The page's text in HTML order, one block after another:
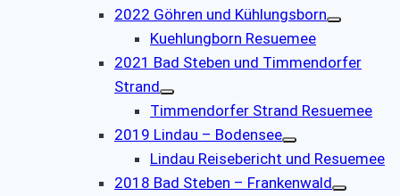
2022 Göhren und Kühlungsborn
Kuehlungborn Resuemee
2021 Bad Steben und Timmendorfer
Strand
Timmendorfer Strand Resuemee
2019 Lindau – Bodensee
Lindau Reisebericht und Resuemee
2018 Bad Steben – Frankenwald